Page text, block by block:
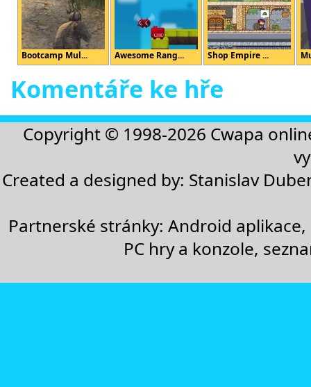
Bootcamp Mul... Awesome Rang... Shop Empire ...
Komentáře ke hře
Copyright © 1998-2026 Cwapa
Created a designed by: Stanislav
Partnerské stránky:Android aplikace,
PC hry a konzole,